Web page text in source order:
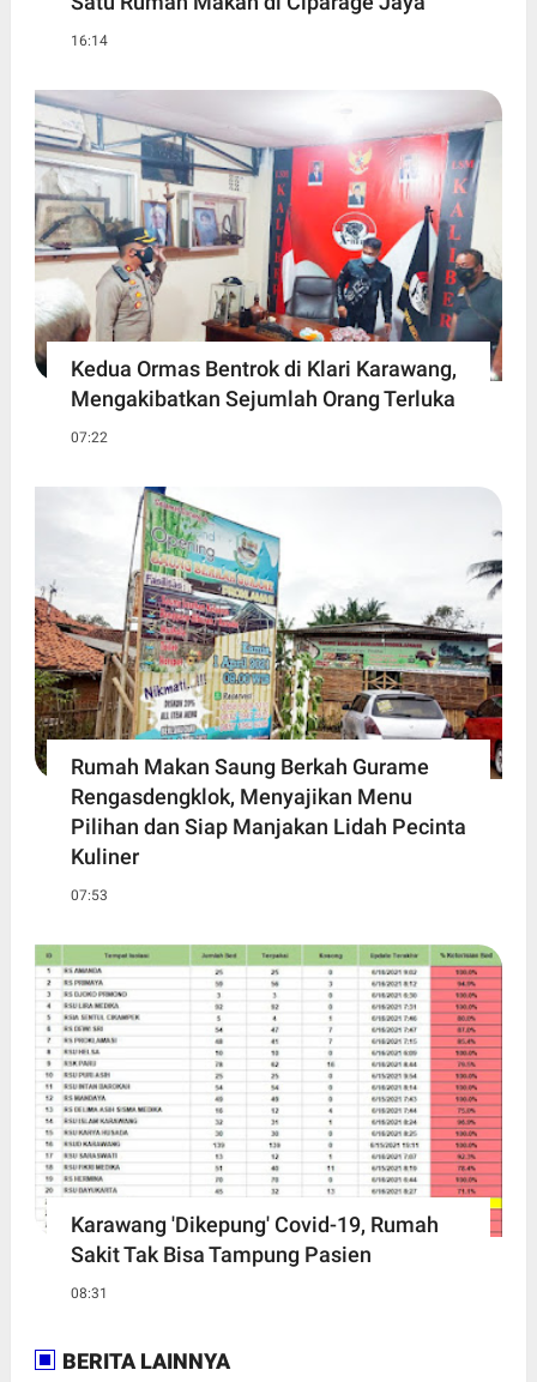
16:14
Kedua Ormas Bentrok di Klari Karawang,
Mengakibatkan Sejumlah Orang Terluka
07:22
Rumah Makan Saung Berkah Gurame
Rengasdengklok, Menyajikan Menu
Pilihan dan Siap Manjakan Lidah Pecinta
Kuliner
07:53
Karawang 'Dikepung' Covid-19, Rumah
Sakit Tak Bisa Tampung Pasien
08:31
BERITA LAINNYA